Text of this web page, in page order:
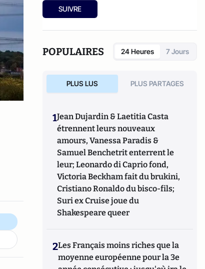
SUIVRE
POPULAIRES 24 Heures 7 Jours
PLUS LUS PLUS PARTAGES
1Jean Dujardin & Laetitia Casta
étrennent leurs nouveaux
amours, Vanessa Paradis &
Samuel Benchetrit enterrent le
leur; Leonardo di Caprio fond,
Victoria Beckham fait du brukini,
Cristiano Ronaldo du bisco-fils;
Suri ex Cruise joue du
Shakespeare queer
2Les Français moins riches que la
moyenne européenne pour la 3e